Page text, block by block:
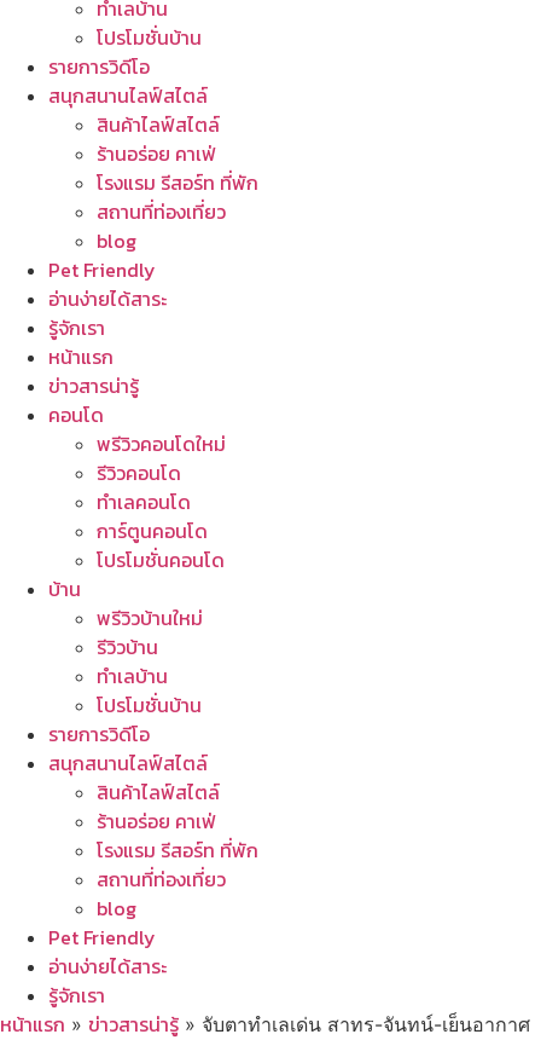
ทำเลบ้าน
โปรโมชั่นบ้าน
รายการวิดีโอ
สนุกสนานไลฟ์สไตล์
สินค้าไลฟ์สไตล์
ร้านอร่อย คาเฟ่
โรงแรม รีสอร์ท ที่พัก
สถานที่ท่องเที่ยว
blog
Pet Friendly
อ่านง่ายได้สาระ
รู้จักเรา
หน้าแรก
ข่าวสารน่ารู้
คอนโด
พรีวิวคอนโดใหม่
รีวิวคอนโด
ทำเลคอนโด
การ์ตูนคอนโด
โปรโมชั่นคอนโด
บ้าน
พรีวิวบ้านใหม่
รีวิวบ้าน
ทำเลบ้าน
โปรโมชั่นบ้าน
รายการวิดีโอ
สนุกสนานไลฟ์สไตล์
สินค้าไลฟ์สไตล์
ร้านอร่อย คาเฟ่
โรงแรม รีสอร์ท ที่พัก
สถานที่ท่องเที่ยว
blog
Pet Friendly
อ่านง่ายได้สาระ
รู้จักเรา
หน้าแรก » ข่าวสารน่ารู้ » จับตาทำเลเด่น สาทร-จันทน์-เย็นอากาศ